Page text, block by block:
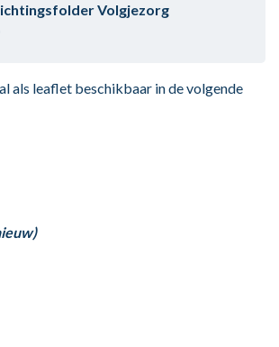
Volgjezorg
als leaflet beschikbaar in de volgende